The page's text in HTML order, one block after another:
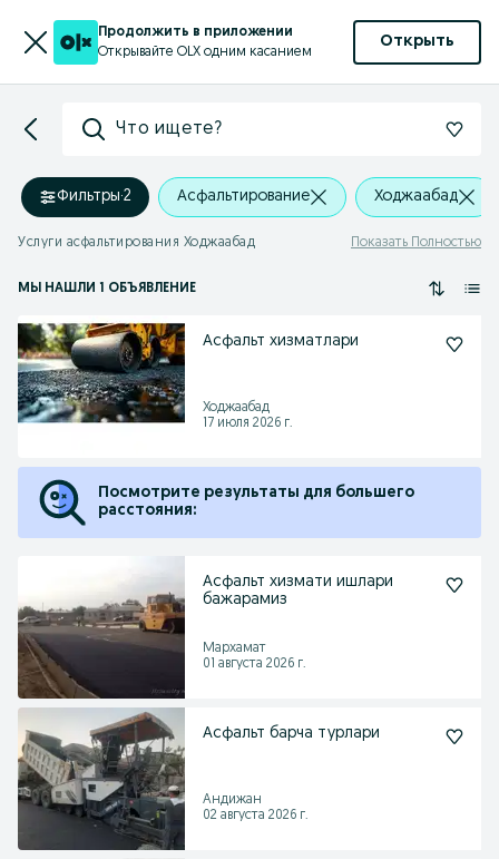
Продолжить в приложении
Открывайте OLX одним касанием
Открыть
Что ищете?
Фильтры·2 Асфальтирование Ходжаабад
Услуги асфальтирования Ходжаабад Показать Полностью
МЫ НАШЛИ 1 ОБЪЯВЛЕНИЕ
Асфальт хизматлари
Ходжаабад
17 июля 2026 г.
Посмотрите результаты для большего
расстояния:
Асфальт хизмати ишлари
бажарамиз
Мархамат
01 августа 2026 г.
Асфальт барча турлари
Андижан
02 августа 2026 г.